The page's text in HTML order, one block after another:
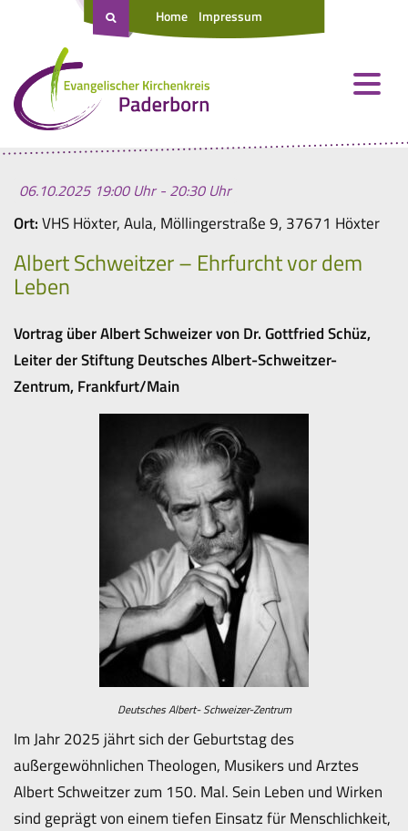
Home Impressum
06.10.2025 19:00 Uhr - 20:30 Uhr
Ort:VHS Höxter, Aula, Möllingerstraße 9, 37671 Höxter
Albert Schweitzer – Ehrfurcht vor dem
Leben
Vortrag über Albert Schweizer von Dr. Gottfried Schüz,
Leiter der Stiftung Deutsches Albert-Schweitzer-
Zentrum, Frankfurt/Main
Deutsches Albert- Schweizer-Zentrum
Im Jahr 2025 jährt sich der Geburtstag des
außergewöhnlichen Theologen, Musikers und Arztes
Albert Schweitzer zum 150. Mal. Sein Leben und Wirken
sind geprägt von einem tiefen Einsatz für Menschlichkeit,